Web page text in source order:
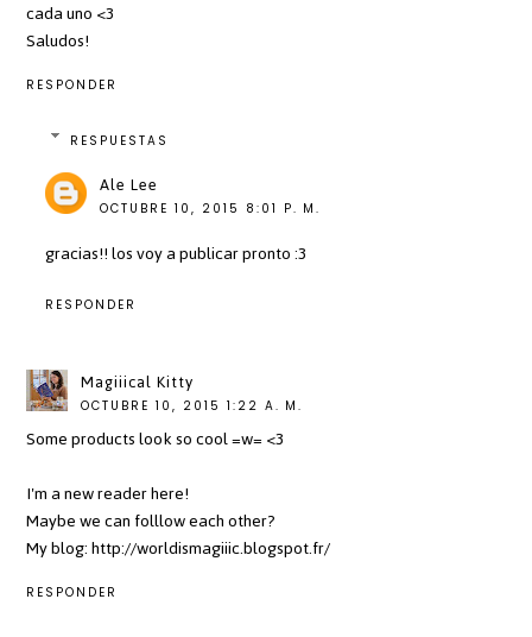
cada uno <3
Saludos!
RESPONDER
RESPUESTAS
Ale Lee
OCTUBRE 10, 2015 8:01 P. M.
gracias!! los voy a publicar pronto :3
RESPONDER
Magiiical Kitty
OCTUBRE 10, 2015 1:22 A. M.
Some products look so cool =w= <3
I'm a new reader here!
Maybe we can folllow each other?
My blog: http://worldismagiiic.blogspot.fr/
RESPONDER